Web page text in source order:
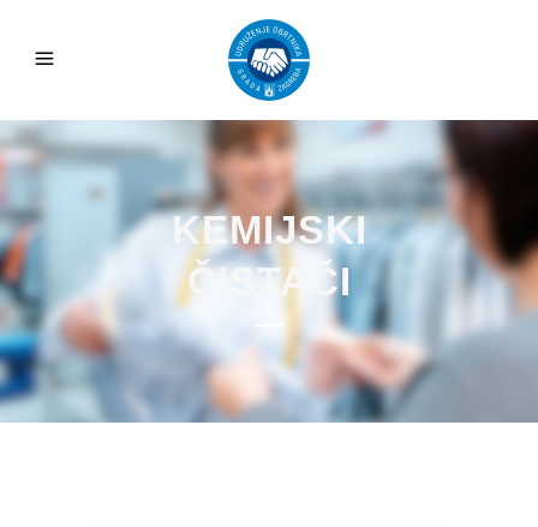
KEMIJSKI
ČISTAČI